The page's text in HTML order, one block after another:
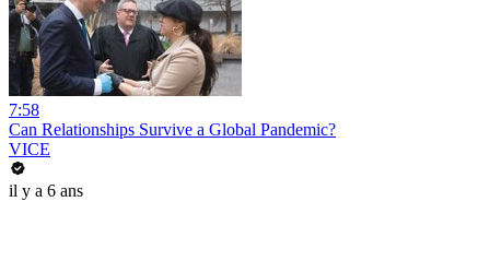
7:58
Can Relationships Survive a Global Pandemic?
VICE
il y a 6 ans